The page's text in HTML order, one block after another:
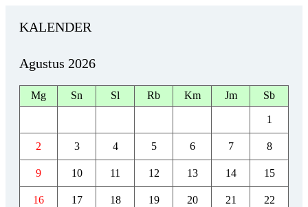
KALENDER
Agustus 2026
Mg Sn Sl Rb Km Jm Sb
1
2 3 4 5 6 7 8
9 10 11 12 13 14 15
16 17 18 19 20 21 22